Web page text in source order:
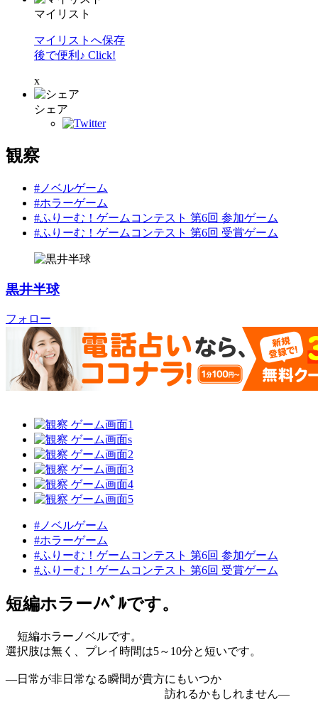
マイリスト
マイリストへ保存
後で便利♪ Click!
x
シェア
観察
#ノベルゲーム
#ホラーゲーム
#ふりーむ！ゲームコンテスト 第6回 参加ゲーム
#ふりーむ！ゲームコンテスト 第6回 受賞ゲーム
黒井半球
フォロー
#ノベルゲーム
#ホラーゲーム
#ふりーむ！ゲームコンテスト 第6回 参加ゲーム
#ふりーむ！ゲームコンテスト 第6回 受賞ゲーム
短編ホラーﾉﾍﾞﾙです。
短編ホラーノベルです。
選択肢は無く、プレイ時間は5～10分と短いです。
―日常が非日常なる瞬間が貴方にもいつか
訪れるかもしれません―